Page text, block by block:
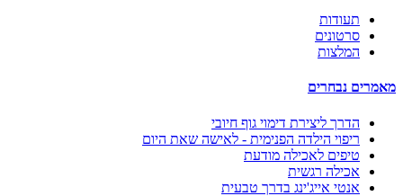
תעודות
סרטונים
המלצות
מאמרים נבחרים
הדרך ליצירת דימוי גוף חיובי
ריפוי הילדה הפנימית - לאישה שאת היום
טיפים לאכילה מודעת
אכילה רגשית
אנטי אייג'ינג בדרך טבעית